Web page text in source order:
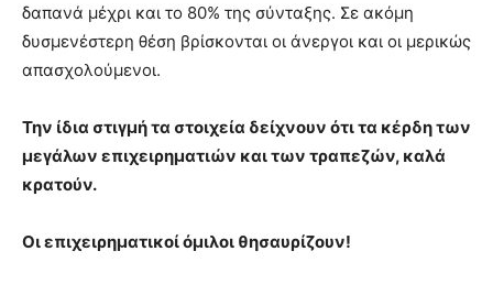
δαπανά μέχρι και το 80% της σύνταξης. Σε ακόμη
δυσμενέστερη θέση βρίσκονται οι άνεργοι και οι μερικώς
απασχολούμενοι.
Την ίδια στιγμή τα στοιχεία δείχνουν ότι τα κέρδη των
μεγάλων επιχειρηματιών και των τραπεζών, καλά
κρατούν.
Οι επιχειρηματικοί όμιλοι θησαυρίζουν!